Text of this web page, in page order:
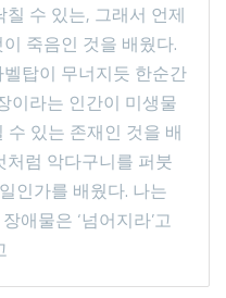
수 있는, 그래서 언제
죽음인 것을 배웠다.
탑이 무너지듯 한순간
이라는 인간이 미생물
있는 존재인 것을 배
처럼 악다구니를 퍼붓
인가를 배웠다. 나는
애물은 ‘넘어지라’고